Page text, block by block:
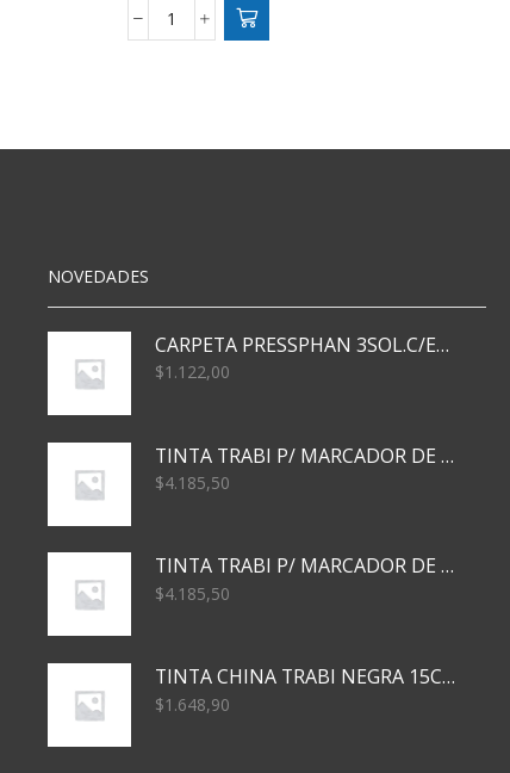
PLASTIFICADO
X100
NOVEDADES
CARPETA PRESSPHAN 3SOL.C/ELAST MARRON A4 P01A
$1.122,00
TINTA TRABI P/ MARCADOR DE PIZARRA x30ml AZUL
$4.185,50
TINTA TRABI P/ MARCADOR DE PIZARRA x30ml ROJO
$4.185,50
TINTA CHINA TRABI NEGRA 15CC TR3460
$1.648,90